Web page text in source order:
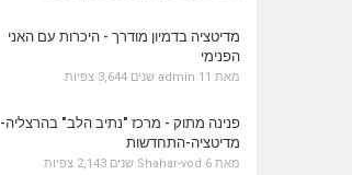
מדיטציה בדמיון מודרך - היכרות עם האני
הפנימי
מאת admin 11 שנים 3,644 צפיות
פנינה מתוק - מרכז "נתיב הלב" בהרצליה-
מדיטציה-התחדשות
מאת Shahar-vod 6 שנים 2,143 צפיות